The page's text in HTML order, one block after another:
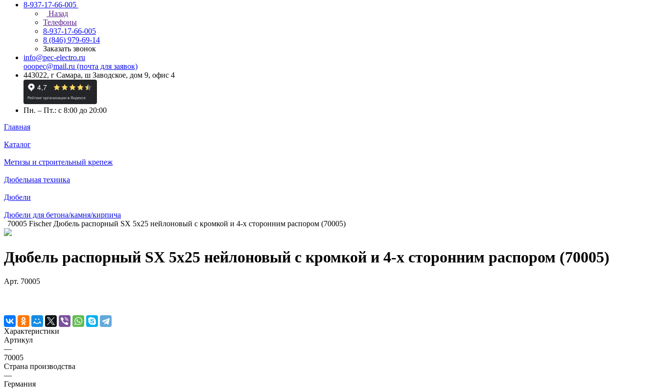
8-937-17-66-005
Назад
Телефоны
8-937-17-66-005
8 (846) 979-69-14
Заказать звонок
info@pec-electro.ru
ooopec@mail.ru (почта для заявок)
443022, г Самара, ш Заводское, дом 9, офис 4
Пн. – Пт.: с 8:00 до 20:00
Главная
Каталог
Метизы и строительный крепеж
Дюбельная техника
Дюбели
Дюбели для бетона/камня/кирпича
70005 Fischer Дюбель распорный SX 5х25 нейлоновый с кромкой и 4-х сторонним распором (70005)
Дюбель распорный SX 5х25 нейлоновый с кромкой и 4-х сторонним распором (70005)
Арт. 70005
Характеристики
Артикул
—
70005
Страна производства
—
Германия